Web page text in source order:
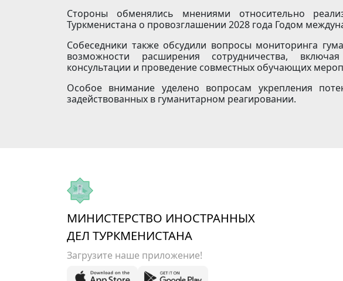
Стороны обменялись мнениями относительно
Туркменистана о провозглашении 2028 года Годом
Собеседники также обсудили вопросы мониторинга
возможности расширения сотрудничества,
консультации и проведение совместных обучающих
Особое внимание уделено вопросам укрепления
задействованных в гуманитарном реагировании.
МИНИСТЕРСТВО ИНОСТРАННЫХ
ДЕЛ ТУРКМЕНИСТАНА
Загрузите наше приложение!